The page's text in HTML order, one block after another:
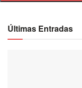
Últimas Entradas